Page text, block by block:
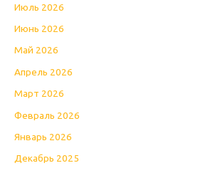
Июль 2026
Июнь 2026
Май 2026
Апрель 2026
Март 2026
Февраль 2026
Январь 2026
Декабрь 2025